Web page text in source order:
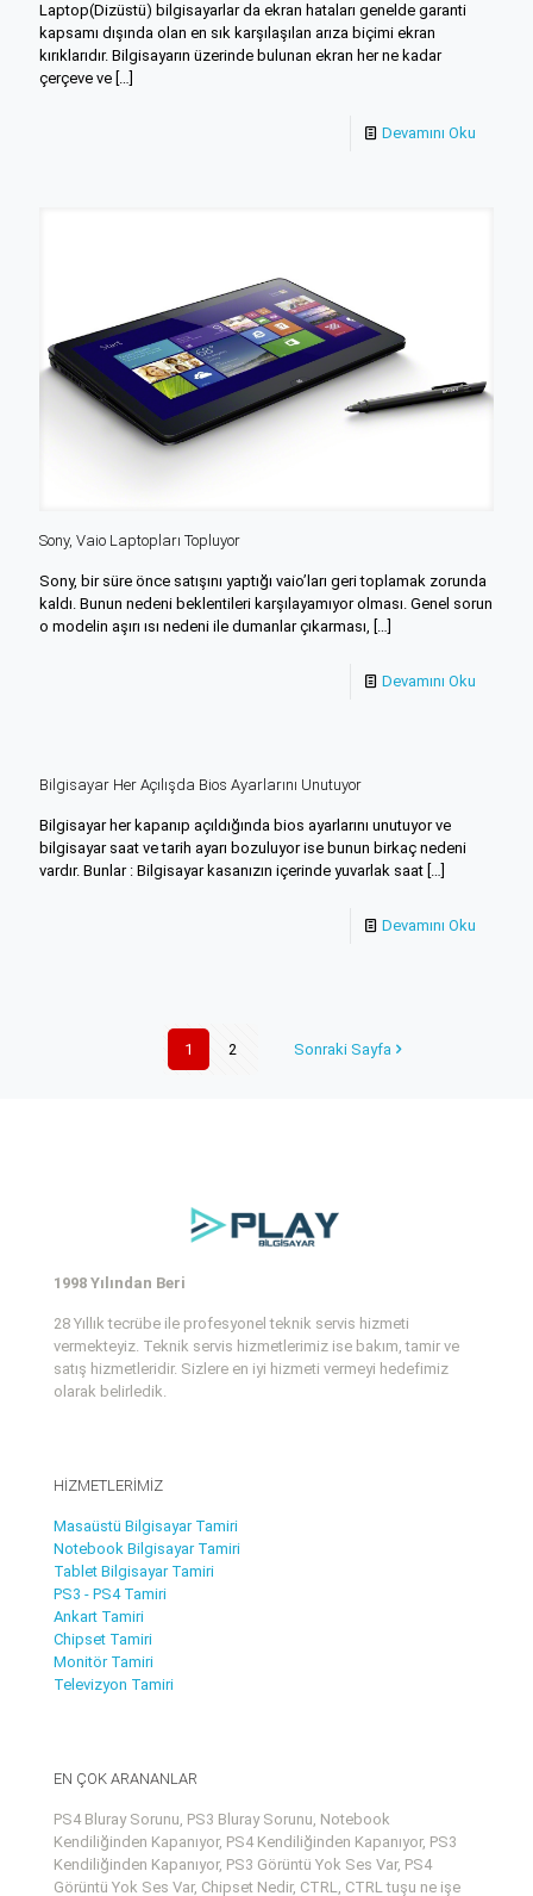
Laptop(Dizüstü) bilgisayarlar da ekran hataları genelde garanti
kapsamı dışında olan en sık karşılaşılan arıza biçimi ekran
kırıklarıdır. Bilgisayarın üzerinde bulunan ekran her ne kadar
çerçeve ve […]
Devamını Oku
Sony, Vaio Laptopları Topluyor
Sony, bir süre önce satışını yaptığı vaio’ları geri toplamak zorunda
kaldı. Bunun nedeni beklentileri karşılayamıyor olması. Genel sorun
o modelin aşırı ısı nedeni ile dumanlar çıkarması,
Devamını Oku
Bilgisayar Her Açılışda Bios Ayarlarını Unutuyor
Bilgisayar her kapanıp açıldığında bios ayarlarını unutuyor ve
bilgisayar saat ve tarih ayarı bozuluyor ise bunun birkaç nedeni
vardır. Bunlar : Bilgisayar kasanızın içerinde yuvarlak saat
Devamını Oku
1 2 Sonraki Sayfa
1998 Yılından Beri
28 Yıllık tecrübe ile profesyonel teknik servis hizmeti
vermekteyiz. Teknik servis hizmetlerimiz ise bakım, tamir ve
satış hizmetleridir. Sizlere en iyi hizmeti vermeyi hedefimiz
olarak belirledik.
HİZMETLERİMİZ
Masaüstü Bilgisayar Tamiri
Notebook Bilgisayar Tamiri
Tablet Bilgisayar Tamiri
PS3 - PS4 Tamiri
Ankart Tamiri
Chipset Tamiri
Monitör Tamiri
Televizyon Tamiri
EN ÇOK ARANANLAR
PS4 Bluray Sorunu, PS3 Bluray Sorunu, Notebook
Kendiliğinden Kapanıyor, PS4 Kendiliğinden Kapanıyor, PS3
Kendiliğinden Kapanıyor, PS3 Görüntü Yok Ses Var, PS4
Görüntü Yok Ses Var, Chipset Nedir, CTRL, CTRL tuşu ne işe